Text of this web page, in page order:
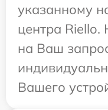
указанному
центра Riello.
на Ваш
Вашего